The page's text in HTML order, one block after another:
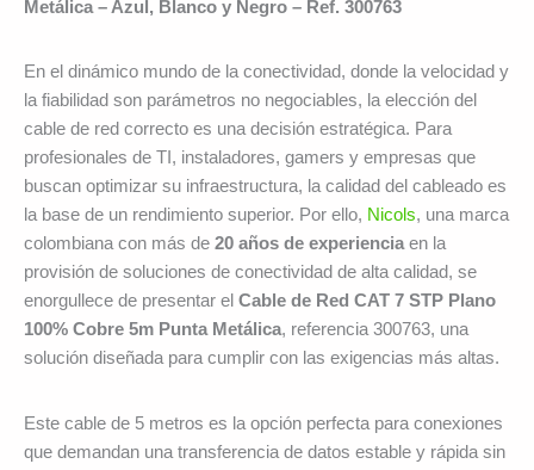
Metálica – Azul, Blanco y Negro – Ref. 300763
En el dinámico mundo de la conectividad, donde la velocidad y
la fiabilidad son parámetros no negociables, la elección del
cable de red correcto es una decisión estratégica. Para
profesionales de TI, instaladores, gamers y empresas que
buscan optimizar su infraestructura, la calidad del cableado es
la base de un rendimiento superior. Por ello, Nicols, una marca
colombiana con más de 20 años de experienciaen la
provisión de soluciones de conectividad de alta calidad, se
enorgullece de presentar el Cable de Red CAT 7 STP Plano
100% Cobre 5m Punta Metálica, referencia 300763, una
solución diseñada para cumplir con las exigencias más altas.
Este cable de 5 metros es la opción perfecta para conexiones
que demandan una transferencia de datos estable y rápida sin